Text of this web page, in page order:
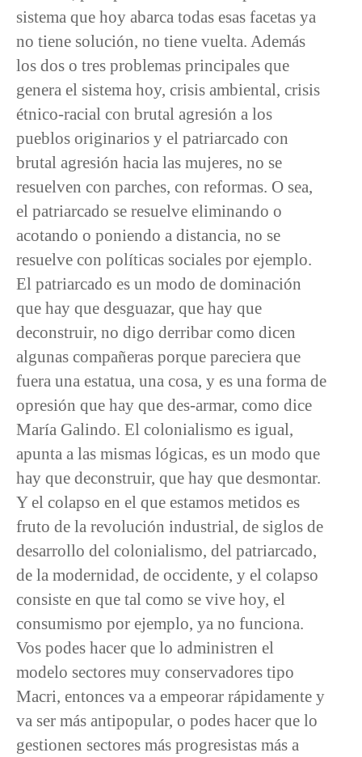
sistema que hoy abarca todas esas facetas ya
no tiene solución, no tiene vuelta. Además
los dos o tres problemas principales que
genera el sistema hoy, crisis ambiental, crisis
étnico-racial con brutal agresión a los
pueblos originarios y el patriarcado con
brutal agresión hacia las mujeres, no se
resuelven con parches, con reformas. O sea,
el patriarcado se resuelve eliminando o
acotando o poniendo a distancia, no se
resuelve con políticas sociales por ejemplo.
El patriarcado es un modo de dominación
que hay que desguazar, que hay que
deconstruir, no digo derribar como dicen
algunas compañeras porque pareciera que
fuera una estatua, una cosa, y es una forma de
opresión que hay que des-armar, como dice
María Galindo. El colonialismo es igual,
apunta a las mismas lógicas, es un modo que
hay que deconstruir, que hay que desmontar.
Y el colapso en el que estamos metidos es
fruto de la revolución industrial, de siglos de
desarrollo del colonialismo, del patriarcado,
de la modernidad, de occidente, y el colapso
consiste en que tal como se vive hoy, el
consumismo por ejemplo, ya no funciona.
Vos podes hacer que lo administren el
modelo sectores muy conservadores tipo
Macri, entonces va a empeorar rápidamente y
va ser más antipopular, o podes hacer que lo
gestionen sectores más progresistas más a